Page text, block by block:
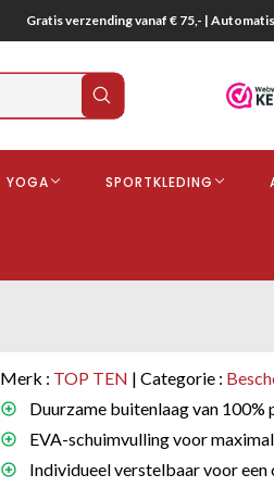
Gratis verzending vanaf € 75,- |
YOGA SPORTKLEDING
Merk : TOP TEN | Categorie :
Duurzame buitenlaag van
EVA-schuimvulling voor
Individueel verstelbaar voor